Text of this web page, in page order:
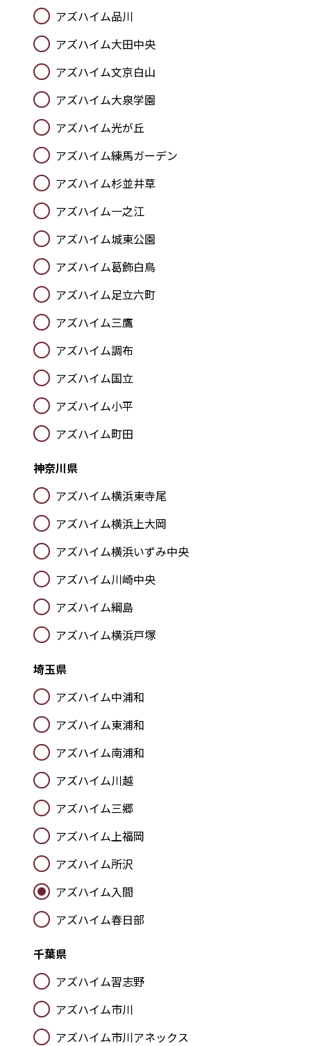
アズハイム品川
アズハイム大田中央
アズハイム文京白山
アズハイム大泉学園
アズハイム光が丘
アズハイム練馬ガーデン
アズハイム杉並井草
アズハイム一之江
アズハイム城東公園
アズハイム葛飾白鳥
アズハイム足立六町
アズハイム三鷹
アズハイム調布
アズハイム国立
アズハイム小平
アズハイム町田
神奈川県
アズハイム横浜東寺尾
アズハイム横浜上大岡
アズハイム横浜いずみ中央
アズハイム川崎中央
アズハイム綱島
アズハイム横浜戸塚
埼玉県
アズハイム中浦和
アズハイム東浦和
アズハイム南浦和
アズハイム川越
アズハイム三郷
アズハイム上福岡
アズハイム所沢
アズハイム入間
アズハイム春日部
千葉県
アズハイム習志野
アズハイム市川
アズハイム市川アネックス